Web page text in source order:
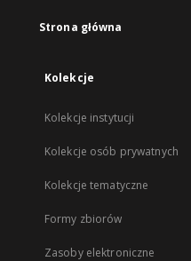
Strona główna
Kolekcje
Kolekcje instytucji
Kolekcje osób prywatnych
Kolekcje tematyczne
Formy zbiorów
Zasoby elektroniczne